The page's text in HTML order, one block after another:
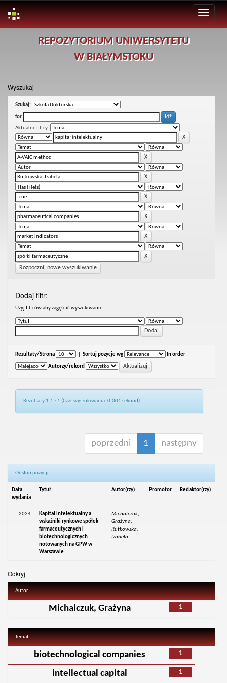
REPOZYTORIUM UNIWERSYTETU
W BIAŁYMSTOKU
Wyszukaj
Szukaj:
for
Aktualne filtry:
Rozpocznij nowe wyszukiwanie
Dodaj filtr:
Uzyj filtrów aby zagęścić wyszukiwanie.
Rezultaty/Strona Sortuj pozycje wg In order
Autorzy/rekord
Rezultaty 1-1 z 1 (Czas wyszukiwania: 0.001 sekund).
poprzedni 1 następny
Odsłon pozycji:
Data
wydania
Tytuł Autor(rzy) Promotor Redaktor(rzy)
2024
Kapitał intelektualny a
wskaźniki rynkowe spółek
farmaceutycznych i
biotechnologicznych
notowanych na GPW w
Warszawie
Michalczuk,
Grażyna;
Rutkowska,
Izabela
- -
Odkryj
Autor
1
Michalczuk, Grażyna
Temat
1
biotechnological companies
1
intellectual capital